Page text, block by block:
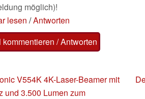
möglich)!
lesen /Antworten
/ Antworten
V554K 4K-Laser-Beamer mit
und 3.500 Lumen zum